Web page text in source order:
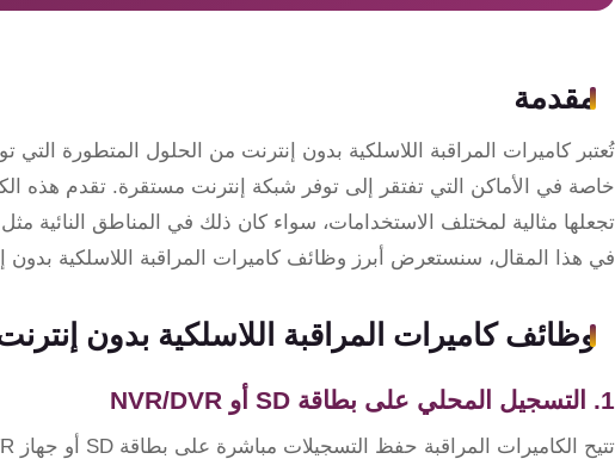
مقدمة
تُعتبر كاميرات المراقبة اللاسلكية بدون إنترنت من الحلول المتطورة التي
خاصة في الأماكن التي تفتقر إلى توفر شبكة إنترنت مستقرة. تقدم هذه
تجعلها مثالية لمختلف الاستخدامات، سواء كان ذلك في المناطق النائية مثل
في هذا المقال، سنستعرض أبرز وظائف كاميرات المراقبة اللاسلكية بدون
وظائف كاميرات المراقبة اللاسلكية بدون
1. التسجيل المحلي على بطاقة SD أو NVR/DVR
والمصانع
جهاز
الحضور
والانصراف
تقوية
المحمول
والانترنت